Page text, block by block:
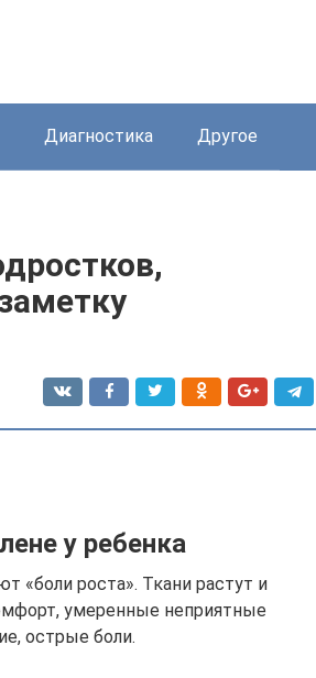
Диагностика Другое
у ребенка
«боли роста». Ткани растут и
умеренные неприятные
острые боли.